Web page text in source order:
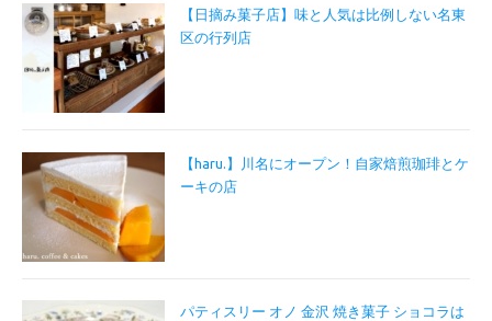
【日摘み菓子店】味と人気は比例しない名東
区の行列店
【haru.】川名にオープン！自家焙煎珈琲とケ
ーキの店
パティスリー オノ 金沢 焼き菓子 ショコラは